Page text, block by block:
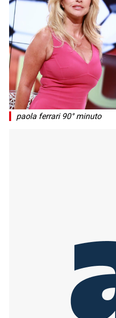
paola ferrari 90° minuto